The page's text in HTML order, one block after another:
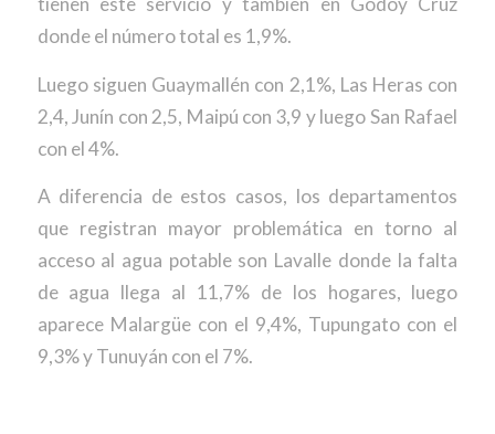
donde el número total es 1,9%.
Luego siguen Guaymallén con 2,1%, Las Heras con
2,4, Junín con 2,5, Maipú con 3,9 y luego San Rafael
con el 4%.
A diferencia de estos casos, los departamentos
que registran mayor problemática en torno al
acceso al agua potable son Lavalle donde la falta
de agua llega al 11,7% de los hogares, luego
aparece Malargüe con el 9,4%, Tupungato con el
9,3% y Tunuyán con el 7%.